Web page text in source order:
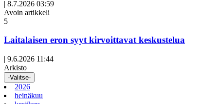
| 8.7.2026 03:59
Avoin artikkeli
5
Laitalaisen eron syyt kirvoittavat keskustelua
| 9.6.2026 11:44
Arkisto
-Valitse-
2026
heinäkuu